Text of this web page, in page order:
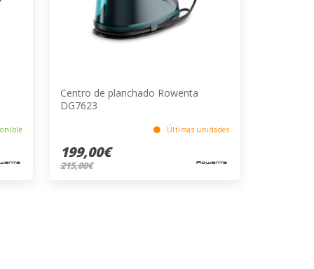
Centro de planchado Rowenta
DG7623
Últimas unidades
199,00€
215,00€